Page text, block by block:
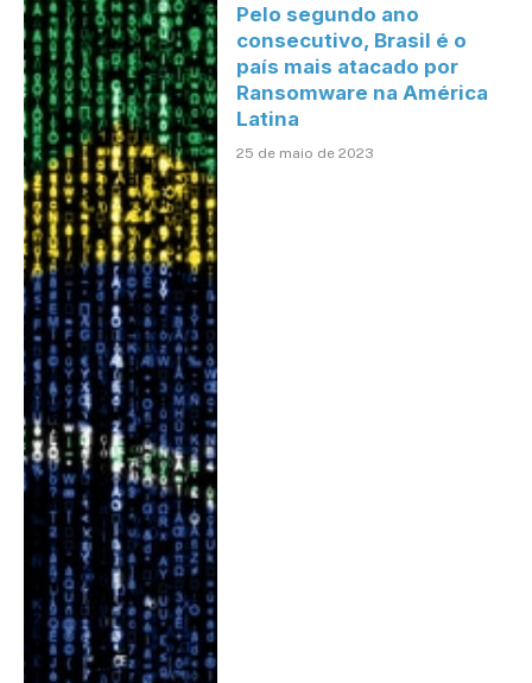
Pelo segundo ano
consecutivo, Brasil é o
país mais atacado por
Ransomware na América
Latina
25 de maio de 2023